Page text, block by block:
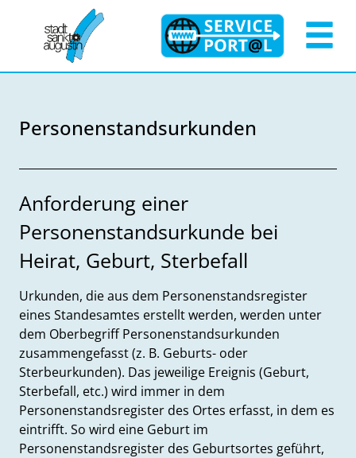
Zum Hauptinhalt springen
Zum Hauptinhalt
Personenstandsurkunden
Beschreibung
Anforderung einer
Personenstandsurkunde bei
Heirat, Geburt, Sterbefall
Urkunden, die aus dem Personenstandsregister
eines Standesamtes erstellt werden, werden unter
dem Oberbegriff Personenstandsurkunden
zusammengefasst (z. B. Geburts- oder
Sterbeurkunden). Das jeweilige Ereignis (Geburt,
Sterbefall, etc.) wird immer in dem
Personenstandsregister des Ortes erfasst, in dem es
eintrifft. So wird eine Geburt im
Personenstandsregister des Geburtsortes geführt,